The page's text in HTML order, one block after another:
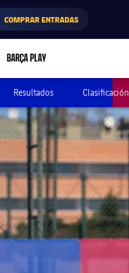
COMPRAR ENTRADAS
BARÇA PLAY
Resultados Clasificación